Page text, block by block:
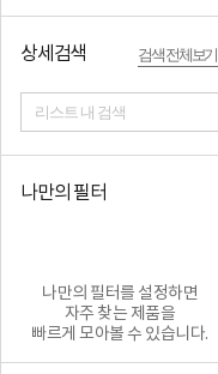
상세검색 검색 전체보기
리스트 내 검색
나만의 필터
나만의 필터를 설정하면
자주 찾는 제품을
빠르게 모아볼 수 있습니다.